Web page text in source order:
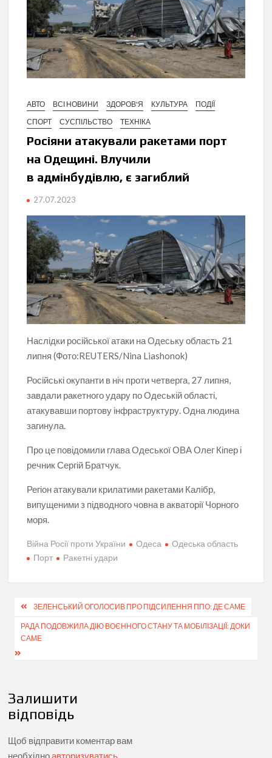
АВТО ВСІ НОВИНИ ЗДОРОВ'Я КУЛЬТУРА
ПОДІЇ
СПОРТ
СУСПІЛЬСТВО ТЕХНІКА
Росіяни атакували ракетами порт
на Одещині. Влучили
в адмінбудівлю, є загиблий
27.07.2023
Наслідки російської атаки на Одеську область 21
липня (Фото:REUTERS/Nina Liashonok)
Російські окупанти в ніч проти четверга, 27 липня,
завдали ракетного удару по Одеській області,
атакувавши портову інфраструктуру. Одна людина
загинула.
Про це повідомили глава Одеської ОВА Олег Кіпер і
речник Сергій Братчук.
Регіон атакували крилатими ракетами Калібр,
випущеними з підводного човна в акваторії Чорного
моря.
Війна Росії проти України Одеса
Одеська область
Порт
Ракетні удари
Навігація
записів
ЗЕЛЕНСЬКИЙ ОГОЛОСИВ ПРО ПІДСИЛЕННЯ ППО: ДЕ САМЕ
РАДА ПОДОВЖИЛА ДІЮ ВОЄННОГО СТАНУ ТА МОБІЛІЗАЦІЇ: ДОКИ
САМЕ
Залишити
відповідь
Щоб відправити коментар вам
необхідноавторизуватись